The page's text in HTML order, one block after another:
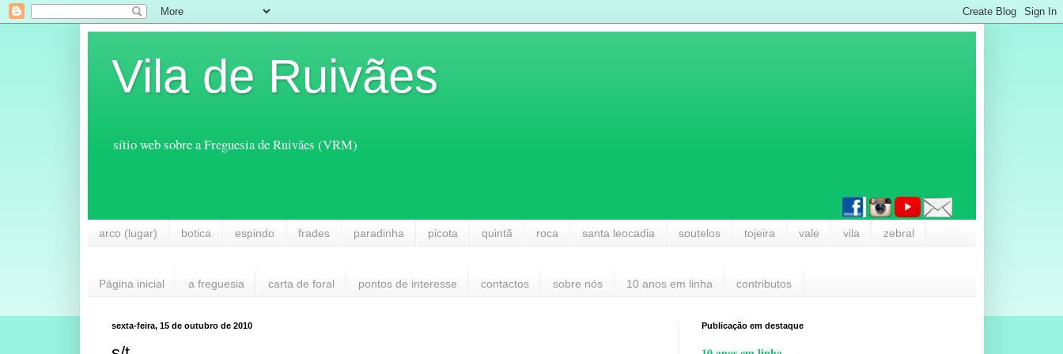
Vila de Ruivães
sítio web sobre a Freguesia de Ruivães (VRM)
arco (lugar) botica espindo frades paradinha picota quintã roca santa leocadia soutelos tojeira vale vila zebral
Página inicial a freguesia carta de foral pontos de interesse contactos sobre nós 10 anos em linha contributos
sexta-feira, 15 de outubro de 2010 Publicação em destaque